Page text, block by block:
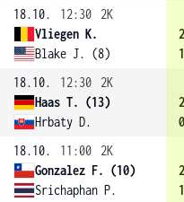
18.10.
12:30
2K
Vliegen K.
Blake J. (8)
2
1
18.10.
12:30
2K
Haas T. (13)
Hrbaty D.
2
0
18.10.
11:00
2K
Gonzalez F. (10)
Srichaphan P.
2
1